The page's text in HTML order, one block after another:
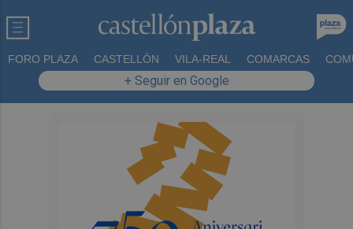
FORO PLAZA CASTELLÓN VILA-REAL COMARCAS
+ Seguir en Google